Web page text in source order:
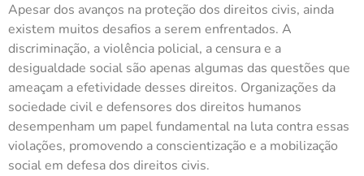
Apesar dos avanços na proteção dos direitos civis, ainda
existem muitos desafios a serem enfrentados. A
discriminação, a violência policial, a censura e a
desigualdade social são apenas algumas das questões que
ameaçam a efetividade desses direitos. Organizações da
sociedade civil e defensores dos direitos humanos
desempenham um papel fundamental na luta contra essas
violações, promovendo a conscientização e a mobilização
social em defesa dos direitos civis.